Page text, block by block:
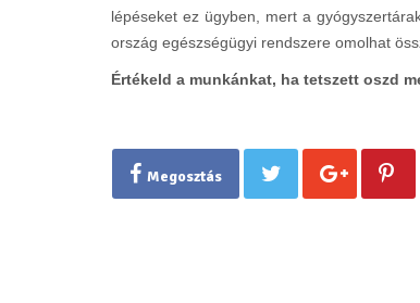
lépéseket ez ügyben, mert a
ország egészségügyi rendszere omolhat
Értékeld a munkánkat, ha tetszett oszd
Megosztás